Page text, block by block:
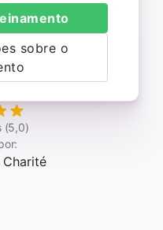
sobre o
(5,0)